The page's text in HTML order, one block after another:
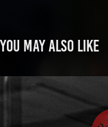
You may also like